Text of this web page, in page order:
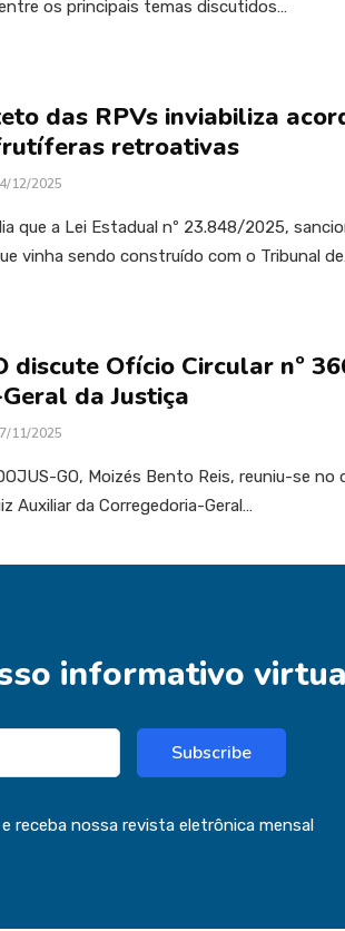
os principais temas discutidos…
das RPVs inviabiliza
retroativas
12/2025
que a Lei Estadual nº 23.848/2025,
vinha sendo construído com o Tribunal
discute Ofício Circular nº
da Justiça
11/2025
GO, Moizés Bento Reis, reuniu-se no
Auxiliar da Corregedoria-Geral…
informativo
Subscribe
receba nossa revista eletrônica mensal